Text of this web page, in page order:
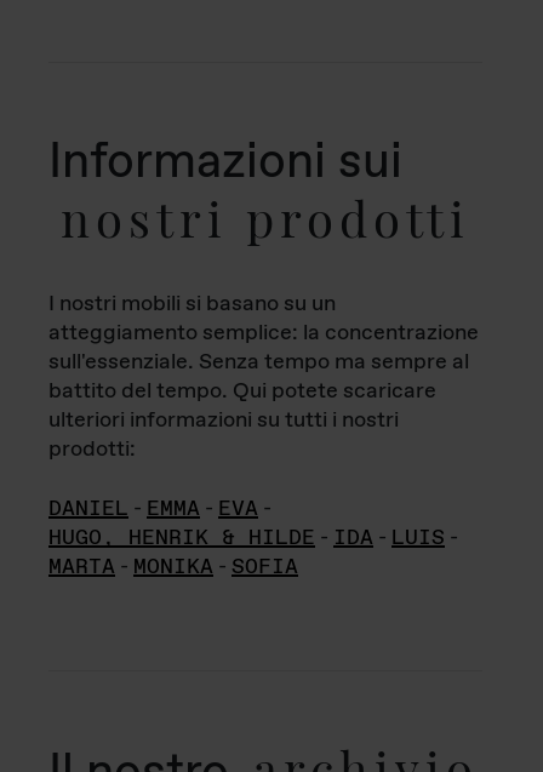
Informazioni sui
nostri prodotti
I nostri mobili si basano su un
atteggiamento semplice: la concentrazione
sull'essenziale. Senza tempo ma sempre al
battito del tempo. Qui potete scaricare
ulteriori informazioni su tutti i nostri
prodotti:
DANIEL - EMMA - EVA -
HUGO, HENRIK & HILDE - IDA - LUIS -
MARTA - MONIKA - SOFIA